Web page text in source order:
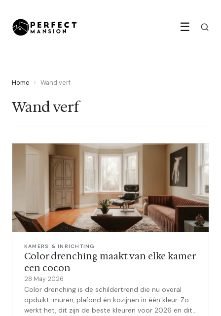
☰
Home › Wand verf
Wand verf
KAMERS & INRICHTING
Color drenching maakt van elke kamer
een cocon
28 May 2026
Color drenching is de schildertrend die nu overal
opduikt: muren, plafond én kozijnen in één kleur. Zo
werkt het, dit zijn de beste kleuren voor 2026 en dit